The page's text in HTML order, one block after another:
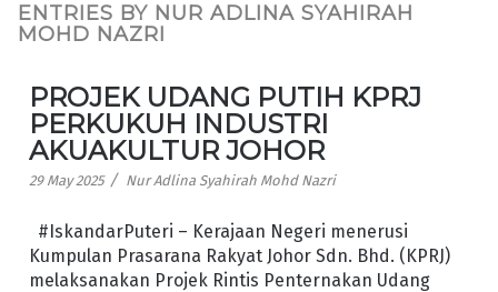
ENTRIES BY NUR ADLINA SYAHIRAH
MOHD NAZRI
PROJEK UDANG PUTIH KPRJ
PERKUKUH INDUSTRI
AKUAKULTUR JOHOR
29 May 2025 / Nur Adlina Syahirah Mohd Nazri
#IskandarPuteri – Kerajaan Negeri menerusi
Kumpulan Prasarana Rakyat Johor Sdn. Bhd. (KPRJ)
melaksanakan Projek Rintis Penternakan Udang